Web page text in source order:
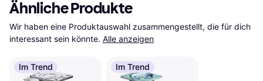
Ähnliche Produkte
Wir haben eine Produktauswahl zusammengestellt, die für dich
interessant sein könnte. Alle anzeigen
Im Trend Im Trend